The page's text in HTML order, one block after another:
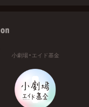
小劇場・エイド基金